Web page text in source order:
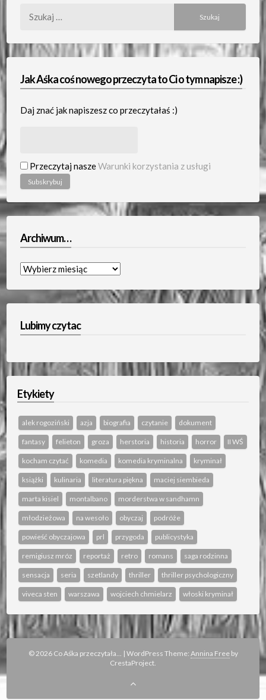
Jak Aśka coś nowego przeczyta to Ci o tym napisze :)
Daj znać jak napiszesz co przeczytałaś :)
Przeczytaj naszeWarunki korzystania z usługi
Archiwum…
Archiwum…
Lubimy czytac
Etykiety
alek rogoziński azja biografia czytanie dokument
fantasy felieton groza herstoria historia horror II WŚ
kocham czytać komedia komedia kryminalna kryminał
książki kulinaria literatura piękna maciej siembieda
marta kisiel montalbano morderstwa w sandhamn
młodzieżowa na wesoło obyczaj podróże
powieść obyczajowa prl przygoda publicystyka
remigiusz mróz reportaż retro romans saga rodzinna
sensacja seria szetlandy thriller thriller psychologiczny
viveca sten warszawa wojciech chmielarz włoski kryminał
© 2026 Co Aśka przeczytała... | WordPress Theme: Annina Freeby
CrestaProject.